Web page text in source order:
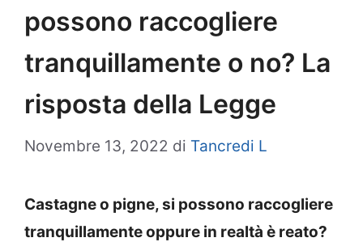
possono raccogliere
tranquillamente o no? La
risposta della Legge
Novembre 13, 2022 di Tancredi L
Castagne o pigne, si possono raccogliere
tranquillamente oppure in realtà è reato?